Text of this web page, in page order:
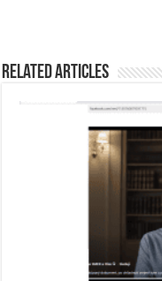
Related Articles